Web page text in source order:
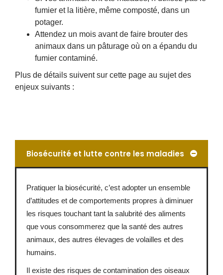
fumier et la litière, même composté, dans un
potager.
Attendez un mois avant de faire brouter des
animaux dans un pâturage où on a épandu du
fumier contaminé.
Plus de détails suivent sur cette page au sujet des
enjeux suivants :
Biosécurité et lutte contre les maladies
Pratiquer la biosécurité, c’est adopter un ensemble
d’attitudes et de comportements propres à diminuer
les risques touchant tant la salubrité des aliments
que vous consommerez que la santé des autres
animaux, des autres élevages de volailles et des
humains.
Il existe des risques de contamination des oiseaux